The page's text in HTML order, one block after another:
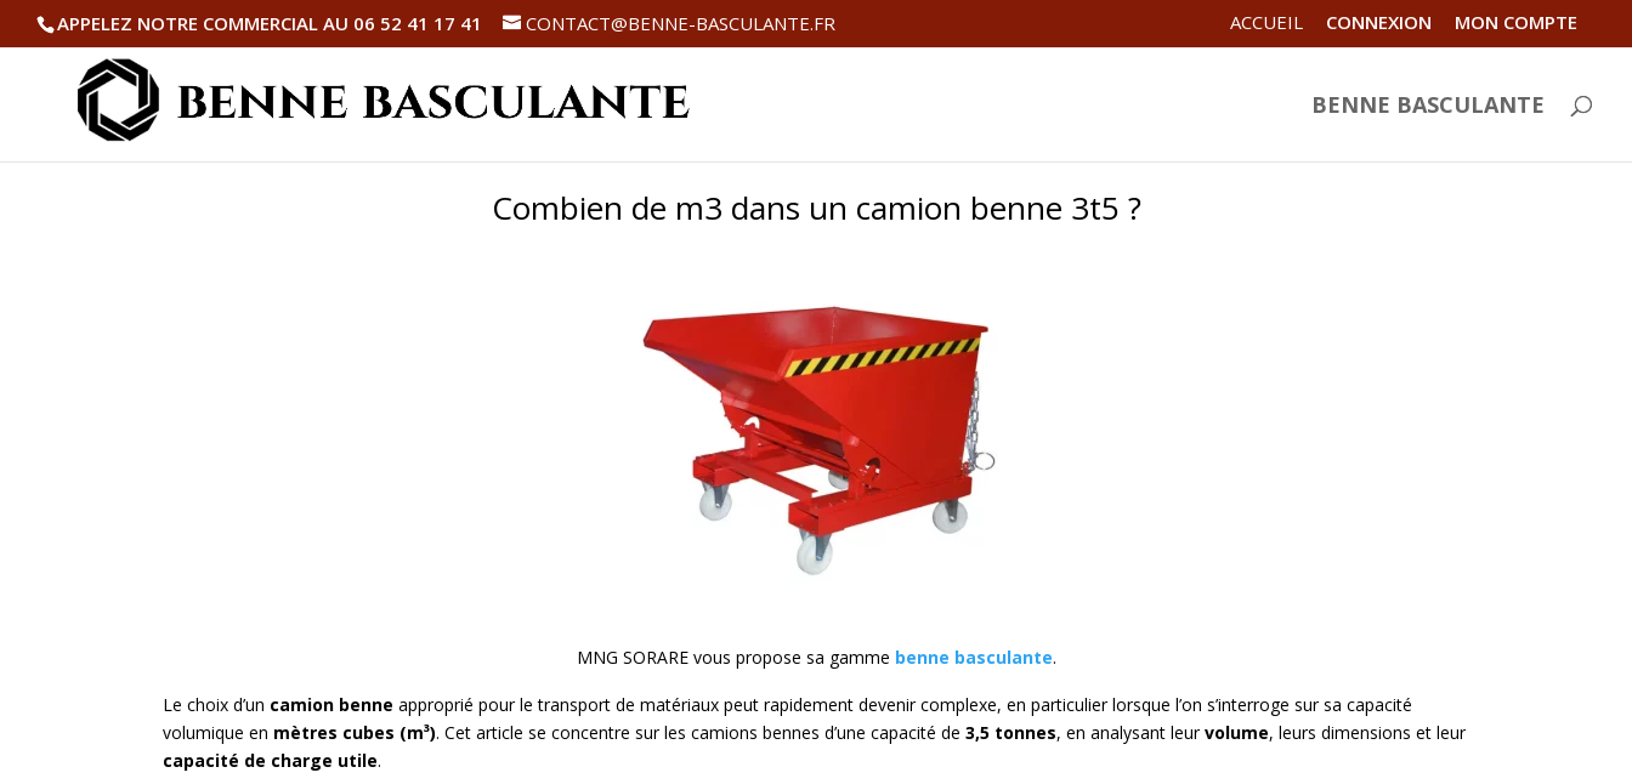
APPELEZ NOTRE COMMERCIAL AU 06 52 41 17 41 CONTACT@BENNE-BASCULANTE.FR ACCUEIL CONNEXION MON COMPTE
BENNE BASCULANTE
Combien de m3 dans un camion benne 3t5 ?
MNG SORARE vous propose sa gamme benne basculante.
Le choix d’un camion benne approprié pour le transport de matériaux peut rapidement devenir complexe, en particulier lorsque l’on s’interroge sur sa capacité
volumique en mètres cubes (m³). Cet article se concentre sur les camions bennes d’une capacité de3,5 tonnes, en analysant leurvolume, leurs dimensions et leur
capacité de charge utile.